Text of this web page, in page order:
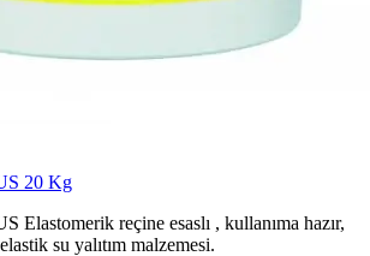
20 Kg
Elastomerik reçine esaslı , kullanıma hazır,
su yalıtım malzemesi.